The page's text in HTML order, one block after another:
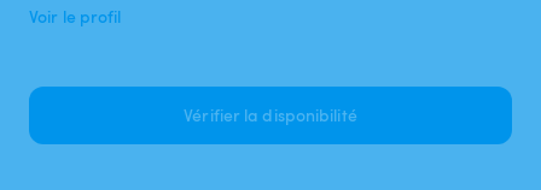
Voir le profil
Vérifier la disponibilité